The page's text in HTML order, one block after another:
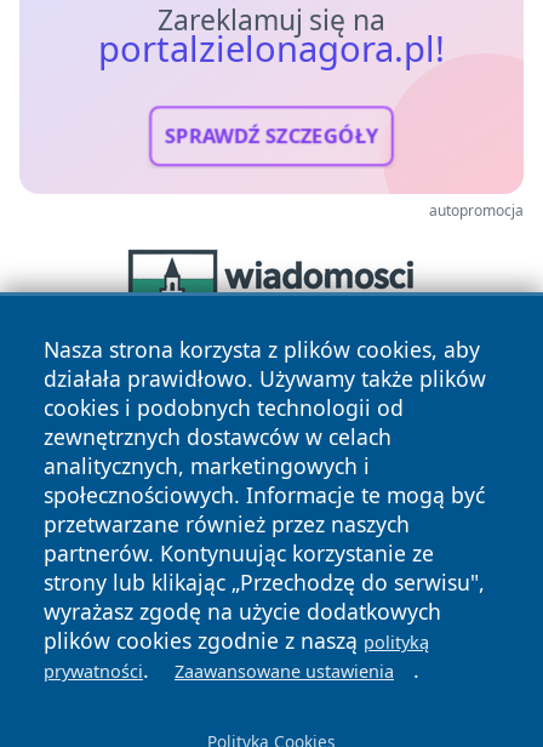
Zareklamuj się na
portalzielonagora.pl!
SPRAWDŹ SZCZEGÓŁY
autopromocja
Nasza strona korzysta z plików cookies, aby
działała prawidłowo. Używamy także plików
cookies i podobnych technologii od
zewnętrznych dostawców w celach
analitycznych, marketingowych i
społecznościowych. Informacje te mogą być
przetwarzane również przez naszych
partnerów. Kontynuując korzystanie ze
strony lub klikając „Przechodzę do serwisu",
wyrażasz zgodę na użycie dodatkowych
plików cookies zgodnie z naszą polityką
prywatności. Zaawansowane ustawienia .
Polityka Cookies
Copyright © 2026 portalzielonagora.pl Wszystkie prawa
zastrzeżone.
News Autorzy
Polityka
Prywatności
Polityka
Cookies